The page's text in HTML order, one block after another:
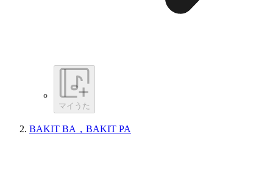
マイうた
BAKIT BA，BAKIT PA